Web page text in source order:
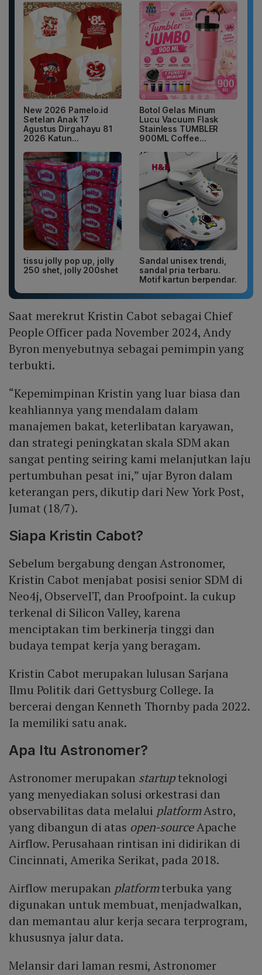
New 2026 Pamelo.id
Setelan Anak 17
Agustus Dirgahayu 81
2026 Katun...
Botol Gelas Minum
Lucu Vacuum Flask
Stainless TUMBLER
900ML Coffee...
tissu jolly pop up, jolly
250 shet, jolly 200shet
Sandal unisex trendi,
sandal pria terbaru.
Motif kartun berpendar.
Saat merekrut Kristin Cabot sebagai Chief
People Officer pada November 2024, Andy
Byron menyebutnya sebagai pemimpin yang
terbukti.
“Kepemimpinan Kristin yang luar biasa dan
keahliannya yang mendalam dalam
manajemen bakat, keterlibatan karyawan,
dan strategi peningkatan skala SDM akan
sangat penting seiring kami melanjutkan laju
pertumbuhan pesat ini,” ujar Byron dalam
keterangan pers, dikutip dari New York Post,
Jumat (18/7).
Siapa Kristin Cabot?
Sebelum bergabung dengan Astronomer,
Kristin Cabot menjabat posisi senior SDM di
Neo4j, ObserveIT, dan Proofpoint. Ia cukup
terkenal di Silicon Valley, karena
menciptakan tim berkinerja tinggi dan
budaya tempat kerja yang beragam.
Kristin Cabot merupakan lulusan Sarjana
Ilmu Politik dari Gettysburg College. Ia
bercerai dengan Kenneth Thornby pada 2022.
Ia memiliki satu anak.
Apa Itu Astronomer?
Astronomer merupakan startupteknologi
yang menyediakan solusi orkestrasi dan
observabilitas data melalui platformAstro,
yang dibangun di atas open-sourceApache
Airflow. Perusahaan rintisan ini didirikan di
Cincinnati, Amerika Serikat, pada 2018.
Airflow merupakan platformterbuka yang
digunakan untuk membuat, menjadwalkan,
dan memantau alur kerja secara terprogram,
khususnya jalur data.
Melansir dari laman resmi, Astronomer